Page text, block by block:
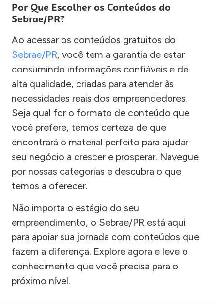
Por Que Escolher os Conteúdos do
Sebrae/PR?
Ao acessar os conteúdos gratuitos do
Sebrae/PR, você tem a garantia de estar
consumindo informações confiáveis e de
alta qualidade, criadas para atender às
necessidades reais dos empreendedores.
Seja qual for o formato de conteúdo que
você prefere, temos certeza de que
encontrará o material perfeito para ajudar
seu negócio a crescer e prosperar. Navegue
por nossas categorias e descubra o que
temos a oferecer.
Não importa o estágio do seu
empreendimento, o Sebrae/PR está aqui
para apoiar sua jornada com conteúdos que
fazem a diferença. Explore agora e leve o
conhecimento que você precisa para o
próximo nível.